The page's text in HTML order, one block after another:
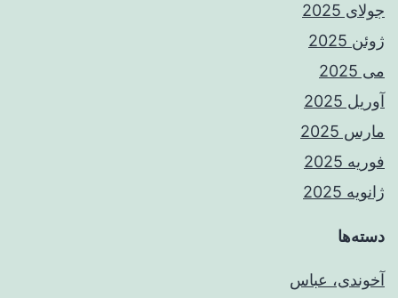
جولای 2025
ژوئن 2025
می 2025
آوریل 2025
مارس 2025
فوریه 2025
ژانویه 2025
دسته‌ها
آخوندی، عباس